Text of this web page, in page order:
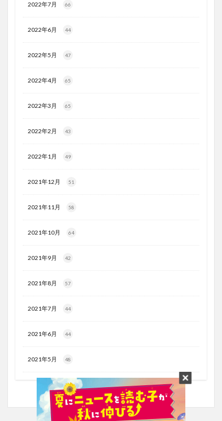
2022年7月 66
2022年6月 44
2022年5月 47
2022年4月 65
2022年3月 65
2022年2月 43
2022年1月 49
2021年12月 51
2021年11月 58
2021年10月 64
2021年9月 42
2021年8月 57
2021年7月 44
2021年6月 44
2021年5月 48